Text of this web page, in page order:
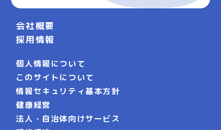
会社概要
採用情報
個人情報について
このサイトについて
情報セキュリティ基本方針
健康経営
法人・自治体向けサービス